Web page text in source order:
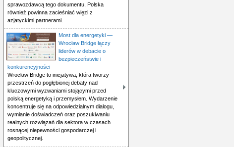
sprawozdawcą tego dokumentu, Polska
również powinna zacieśniać więzi z
azjatyckimi partnerami.
Most dla energetyki —
Wrocław Bridge łączy
liderów w debacie o
bezpieczeństwie i
konkurencyjności
Wrocław Bridge to inicjatywa, która tworzy
przestrzeń do pogłębionej debaty nad
kluczowymi wyzwaniami stojącymi przed
polską energetyką i przemysłem. Wydarzenie
koncentruje się na odpowiedzialnym dialogu,
wymianie doświadczeń oraz poszukiwaniu
realnych rozwiązań dla sektora w czasach
rosnącej niepewności gospodarczej i
geopolitycznej.